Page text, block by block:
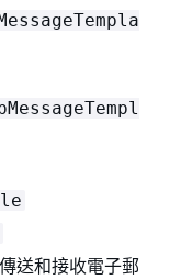
送和接收電子郵